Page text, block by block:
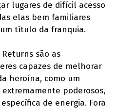
lugares de difícil acesso
elas bem familiares
título da franquia.
são as
capazes de melhorar
heroína, como um
poderosos,
de energia. Fora